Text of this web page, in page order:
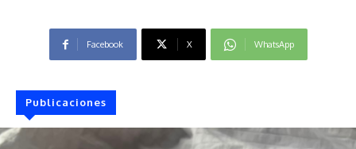
Facebook X WhatsApp
Publicaciones